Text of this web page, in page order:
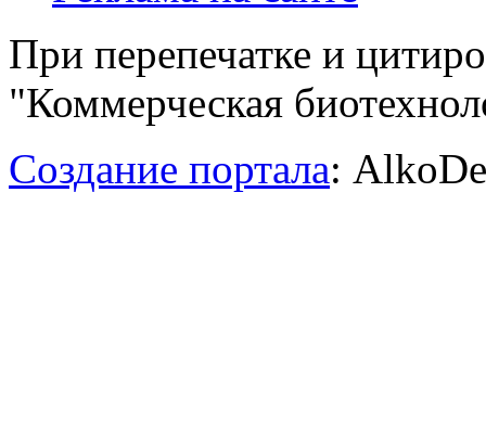
При перепечатке и
"Коммерческая
Создание портала: